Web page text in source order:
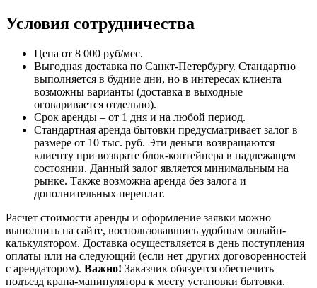
Условия сотрудничества
Цена от 8 000 руб/мес.
Выгодная доставка по Санкт-Петербургу. Стандартно
выполняется в будние дни, но в интересах клиента
возможны варианты (доставка в выходные
оговаривается отдельно).
Срок аренды – от 1 дня и на любой период.
Стандартная аренда бытовки предусматривает залог в
размере от 10 тыс. руб. Эти деньги возвращаются
клиенту при возврате блок-контейнера в надлежащем
состоянии. Данный залог является минимальным на
рынке. Также возможна аренда без залога и
дополнительных переплат.
Расчет стоимости аренды и оформление заявки можно
выполнить на сайте, воспользовавшись удобным онлайн-
калькулятором. Доставка осуществляется в день поступления
оплаты или на следующий (если нет других договоренностей
с арендатором). Важно! Заказчик обязуется обеспечить
подъезд крана-манипулятора к месту установки бытовки.